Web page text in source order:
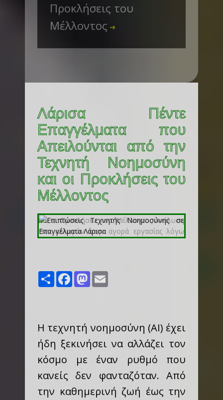
Προκλήσεις του
Μέλλοντος ➜
Λάρισα Πέντε
Επαγγέλματα που
Απειλούνται από την
Τεχνητή Νοημοσύνη
και οι Προκλήσεις του
Μέλλοντος
Share FacebookMastodon
Η τεχνητή νοημοσύνη (AI) έχει
ήδη ξεκινήσει να αλλάζει τον
κόσμο με έναν ρυθμό που
κανείς δεν φανταζόταν. Από
την καθημερινή ζωή έως την